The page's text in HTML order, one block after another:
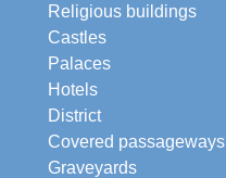
Religious buildings
Castles
Palaces
Hotels
District
Covered passageways
Graveyards